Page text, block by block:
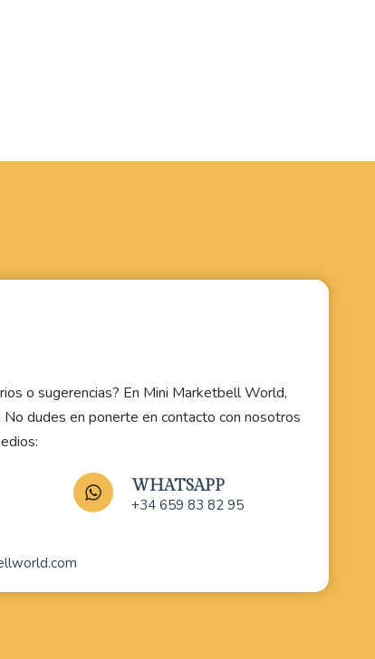
o sugerencias? En Mini Marketbell World,
dudes en ponerte en contacto con nosotros
WHATSAPP
+34 659 83 82 95